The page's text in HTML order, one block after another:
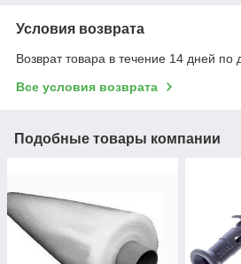
Условия возврата
Возврат товара в течение 14 дней по
Все условия возврата
Подобные товары компании